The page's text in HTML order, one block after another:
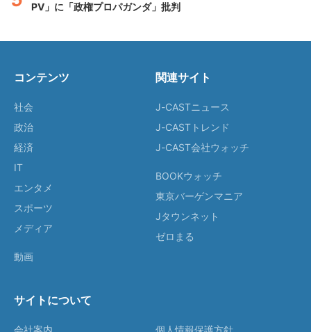
PV」に「政権プロパガンダ」批判
コンテンツ
社会
政治
経済
IT
エンタメ
スポーツ
メディア
動画
関連サイト
J-CASTニュース
J-CASTトレンド
J-CAST会社ウォッチ
BOOKウォッチ
東京バーゲンマニア
Jタウンネット
ゼロまる
サイトについて
会社案内 個人情報保護方針